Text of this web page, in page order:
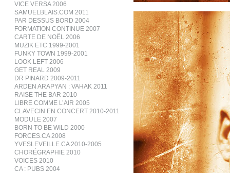
VICE VERSA 2006
SAMUELBLAIS.COM 2011
PAR DESSUS BORD 2004
FORMATION CONTINUE 2007
CARTE DE NOËL 2006
MUZIK ETC 1999-2001
FUNKY TOWN 1999-2001
LOOK LEFT 2006
GET REAL 2009
DR PINARD 2009-2011
ARDEN ARAPYAN : VAHAK 2011
RAISE THE BAR 2010
LIBRE COMME L’AIR 2005
CLAVECIN EN CONCERT 2010-2011
MODULE 2007
BORN TO BE WILD 2000
FORCES.CA 2008
YVESLEVEILLE.CA 2010-2005
CHORÉGRAPHIE 2010
VOICES 2010
CA : PUBS 2004